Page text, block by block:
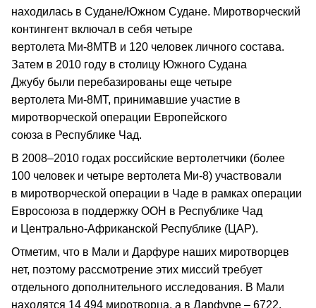
находилась в Судане/Южном Судане. Миротворческий
контингент включал в себя четыре
вертолета Ми‑8МТВ и 120 человек личного состава.
Затем в 2010 году в столицу Южного Судана
Джубу были перебазированы еще четыре
вертолета Ми‑8МТ, принимавшие участие в
миротворческой операции Европейского
союза в Республике Чад.
В 2008–2010 годах российские вертолетчики (более
100 человек и четыре вертолета Ми‑8) участвовали
в миротворческой операции в Чаде в рамках операции
Евросоюза в поддержку ООН в Республике Чад
и Центрально-Африканской Республике (ЦАР).
Отметим, что в Мали и Дарфуре наших миротворцев
нет, поэтому рассмотрение этих миссий требует
отдельного дополнительного исследования. В Мали
находятся 14 494 миротворца, а в Дарфуре – 6722.